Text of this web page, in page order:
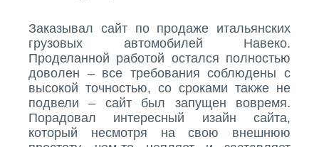
Заказывал сайт по продаже итальянских
грузовых автомобилей Навеко.
Проделанной работой остался полностью
доволен – все требования соблюдены с
высокой точностью, со сроками также не
подвели – сайт был запущен вовремя.
Порадовал интересный изайн сайта,
который несмотря на свою внешнюю